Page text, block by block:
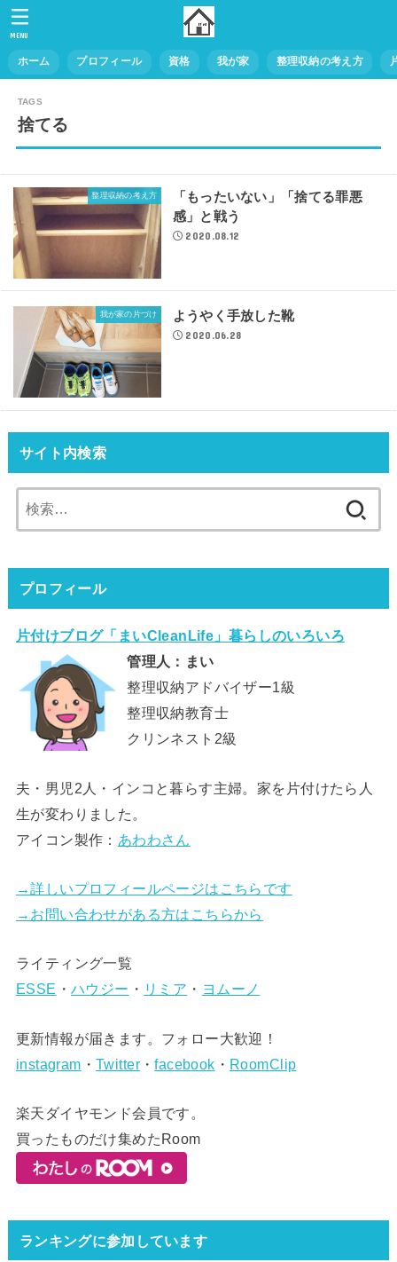
ホーム プロフィール 資格 我が家 整理収納の考え方
MENU
捨てる
整理収納の考え方
「もったいない」「捨てる罪悪
感」と戦う
2020.08.12
我が家の片づけ ようやく手放した靴
2020.06.28
サイト内検索
索:
プロフィール
片付けブログ「まいCleanLife」暮らしのいろいろ
管理人：まい
整理収納アドバイザー1級
整理収納教育士
クリンネスト2級
夫・男児2人・インコと暮らす主婦。家を片付けたら人
生が変わりました。
アイコン製作： あわわさん
→詳しいプロフィールページはこちらです
→お問い合わせがある方はこちらから
ライティング一覧
ESSE ・ ハウジー ・ リミア ・ ヨムーノ
更新情報が届きます。フォロー大歓迎！
instagram ・Twitter・facebook ・ RoomClip
楽天ダイヤモンド会員です。
買ったものだけ集めたRoom
ランキングに参加しています